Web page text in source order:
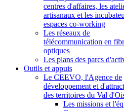
centres d'affaires, les
artisanaux et les
espaces co-working
Les réseaux de
télécommunication en
optiques
Les plans des parcs
Outils et appuis
Le CEEVO, l'Agence de
développement et
des territoires du Val
Les missions et